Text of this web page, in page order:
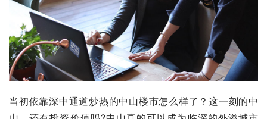
当初依靠深中通道炒热的中山楼市怎么样了？这一刻的中